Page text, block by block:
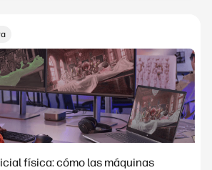
física: cómo las máquinas